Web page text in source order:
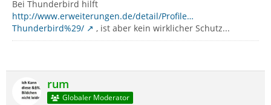
Bei Thunderbird hilft
http://www.erweiterungen.de/detail/Profile…
Thunderbird%29/
, ist aber kein wirklicher Schutz...
rum
Globaler Moderator